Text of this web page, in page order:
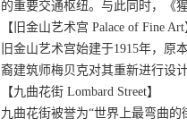
的重要交通枢纽。与此同时，《
【旧金山艺术宫 Palace of Fine
旧金山艺术宫始建于1915年，
裔建筑师梅贝克对其重新进行设
【九曲花街 Lombard Street】
九曲花街被誉为“世界上最弯曲